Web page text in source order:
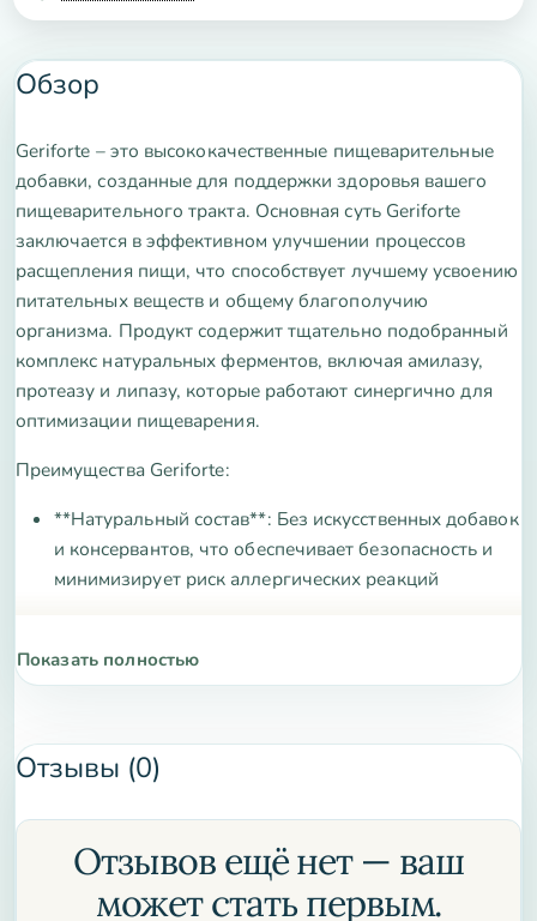
Обзор
Geriforte – это высококачественные пищеварительные
добавки, созданные для поддержки здоровья вашего
пищеварительного тракта. Основная суть Geriforte
заключается в эффективном улучшении процессов
расщепления пищи, что способствует лучшему усвоению
питательных веществ и общему благополучию
организма. Продукт содержит тщательно подобранный
комплекс натуральных ферментов, включая амилазу,
протеазу и липазу, которые работают синергично для
оптимизации пищеварения.
Преимущества Geriforte:
**Натуральный состав**: Без искусственных добавок
и консервантов, что обеспечивает безопасность и
минимизирует риск аллергических реакций
сложные компоненты пищи, способствуя лучшему
поглощению витаминов и минералов
**Снижение дискомфорта**: Помогает уменьшить
чувство вздутия, газов и тяжести после еды,
**Повышение энергии**: Улучшенное усвоение
питательных веществ способствует повышению
общего уровня энергии и жизненного тонуса
Показать полностью
Отзывы (0)
Отзывов ещё нет — ваш
может стать первым.